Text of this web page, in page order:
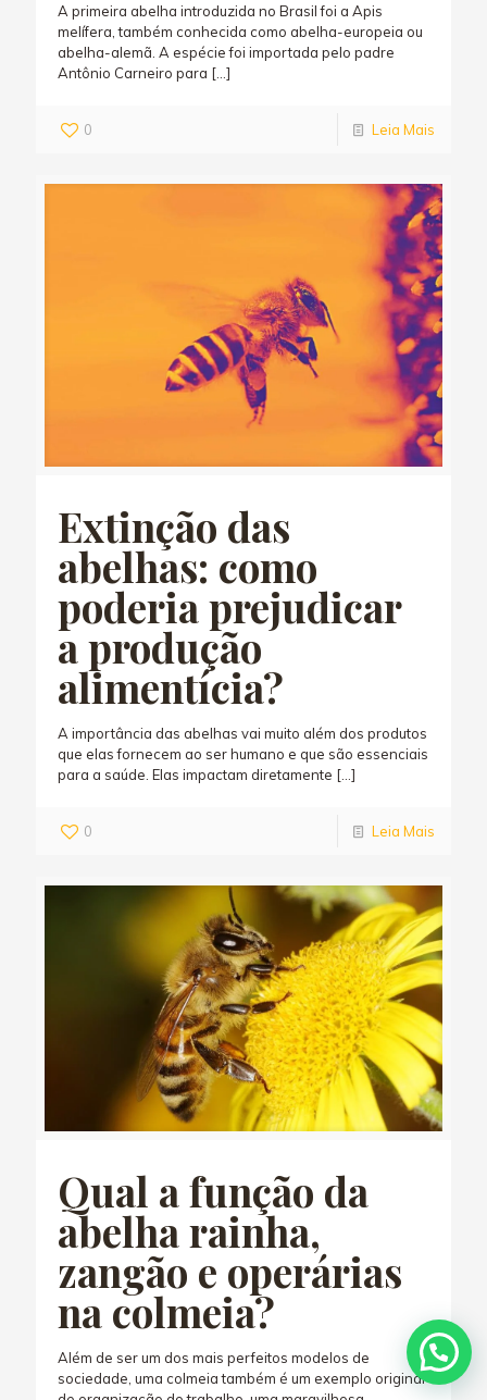
A primeira abelha introduzida no Brasil foi a Apis
melífera, também conhecida como abelha-europeia ou
abelha-alemã. A espécie foi importada pelo padre
Antônio Carneiro para […]
0 Leia Mais
Extinção das
abelhas: como
poderia prejudicar
a produção
alimentícia?
A importância das abelhas vai muito além dos produtos
que elas fornecem ao ser humano e que são essenciais
para a saúde. Elas impactam diretamente […]
0 Leia Mais
Qual a função da
abelha rainha,
zangão e operárias
na colmeia?
Além de ser um dos mais perfeitos modelos de
sociedade, uma colmeia também é um exemplo original